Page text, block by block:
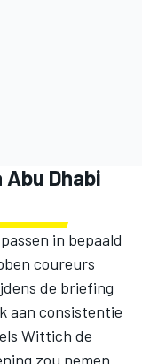
Dhabi
in bepaald
coureurs
de briefing
aan consistentie
Wittich de
zou nemen.